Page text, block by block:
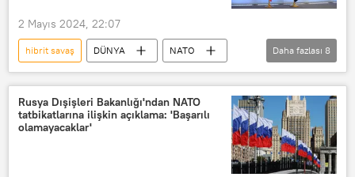
2 Mayıs 2024, 22:07
hibrit savaş DÜNYA
NATO
Jens Stoltenberg
Rusya
Almanya
İngiltere
Operasyon
Çekya
Polonya
Daha fazlası 8
Rusya Dışişleri Bakanlığı'ndan NATO
tatbikatlarına ilişkin açıklama: 'Başarılı
olamayacaklar'